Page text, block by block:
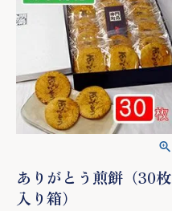
ありがとう煎餅（30枚
入り箱）